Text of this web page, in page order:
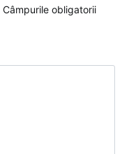
Câmpurile obligatorii